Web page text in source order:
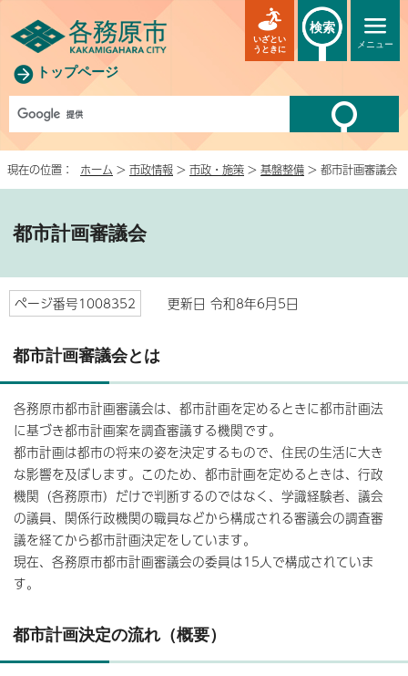
トップページ
メニュー
いざとい
うときに
検索
現在の位置： ホーム > 市政情報 > 市政・施策 > 基盤整備 > 都市計画審議会
都市計画審議会
ページ番号1008352 更新日 令和8年6月5日
都市計画審議会とは
各務原市都市計画審議会は、都市計画を定めるときに都市計画法
に基づき都市計画案を調査審議する機関です。
都市計画は都市の将来の姿を決定するもので、住民の生活に大き
な影響を及ぼします。このため、都市計画を定めるときは、行政
機関（各務原市）だけで判断するのではなく、学識経験者、議会
の議員、関係行政機関の職員などから構成される審議会の調査審
議を経てから都市計画決定をしています。
現在、各務原市都市計画審議会の委員は15人で構成されていま
す。
都市計画決定の流れ（概要）